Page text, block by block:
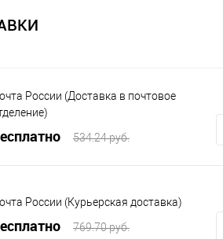
России (Доставка в почтовое
534.24 руб.
России (Курьерская доставка)
769.70 руб.